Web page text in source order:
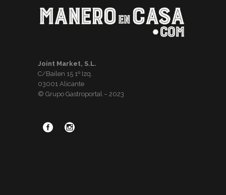
Joint Market, S.L.
C/Bailen 15 1º Izq.
03001 Alicante
© Grupo Gastroportal – 2023